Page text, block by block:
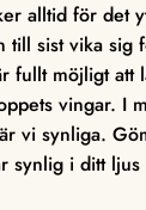
alltid för det
till sist vika sig
fullt möjligt att
vingar. I
vi synliga.
synlig i ditt